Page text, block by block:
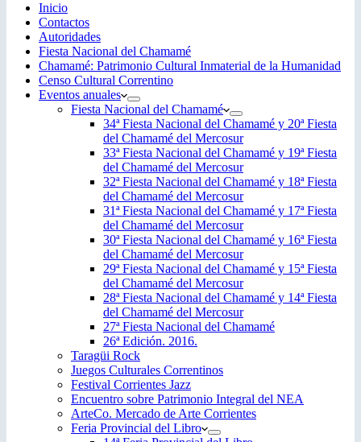
Inicio
Contactos
Autoridades
Fiesta Nacional del Chamamé
Chamamé: Patrimonio Cultural Inmaterial de la Humanidad
Censo Cultural Correntino
Eventos anuales
Fiesta Nacional del Chamamé
34ª Fiesta Nacional del Chamamé y 20ª Fiesta
del Chamamé del Mercosur
33ª Fiesta Nacional del Chamamé y 19ª Fiesta
del Chamamé del Mercosur
32ª Fiesta Nacional del Chamamé y 18ª Fiesta
del Chamamé del Mercosur
31ª Fiesta Nacional del Chamamé y 17ª Fiesta
del Chamamé del Mercosur
30ª Fiesta Nacional del Chamamé y 16ª Fiesta
del Chamamé del Mercosur
29ª Fiesta Nacional del Chamamé y 15ª Fiesta
del Chamamé del Mercosur
28ª Fiesta Nacional del Chamamé y 14ª Fiesta
del Chamamé del Mercosur
27ª Fiesta Nacional del Chamamé
26ª Edición. 2016.
Taragüi Rock
Juegos Culturales Correntinos
Festival Corrientes Jazz
Encuentro sobre Patrimonio Integral del NEA
ArteCo. Mercado de Arte Corrientes
Feria Provincial del Libro